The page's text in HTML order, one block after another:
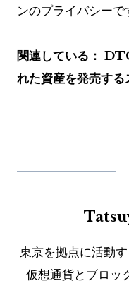
ンのプライバシーで
関連している：
れた資産を発売す
東京を拠点に活動
仮想通貨とブロッ